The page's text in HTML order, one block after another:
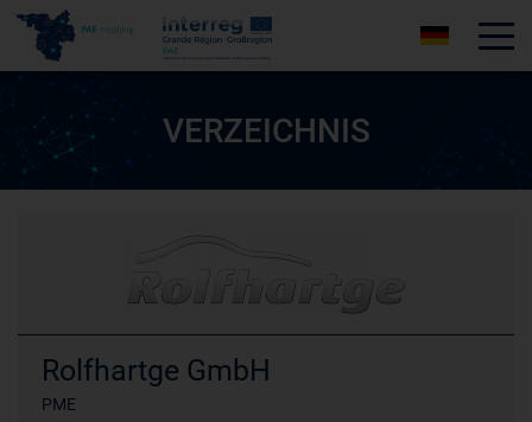
VERZEICHNIS
Rolfhartge GmbH
PME